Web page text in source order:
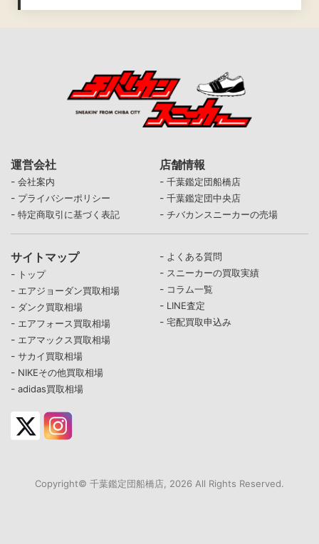
運営会社
- 会社案内
- プライバシーポリシー
- 特定商取引に基づく表記
店舗情報
- 千葉鑑定団船橋店
- 千葉鑑定団中央店
- チバカンスニーカーの売場
サイトマップ
- トップ
- エアジョーダン買取相場
- ダンク買取相場
- エアフォース買取相場
- エアマックス買取相場
- サカイ買取相場
- NIKEその他買取相場
- adidas買取相場
- よくある質問
- スニーカーの買取実績
- コラム一覧
- LINE査定
- 宅配買取申込み
Copyright© 千葉鑑定団船橋店, 2026 All Rights Reserved.